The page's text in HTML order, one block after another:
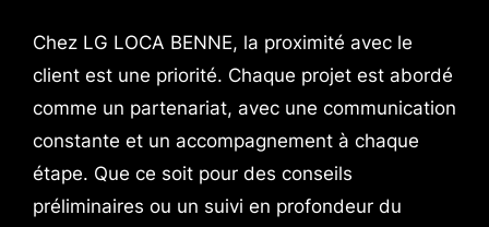
Chez LG LOCA BENNE, la proximité avec le
client est une priorité. Chaque projet est abordé
comme un partenariat, avec une communication
constante et un accompagnement à chaque
étape. Que ce soit pour des conseils
préliminaires ou un suivi en profondeur du